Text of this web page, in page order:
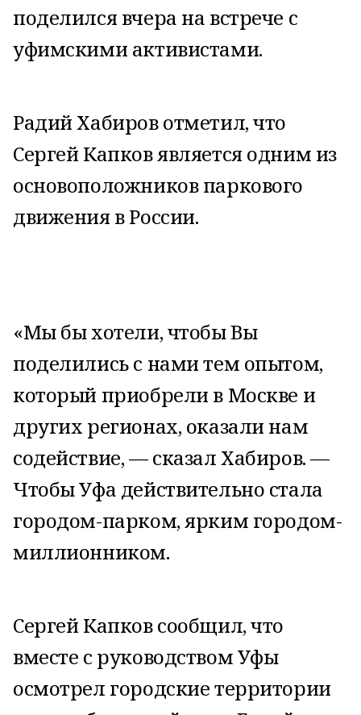
поделился вчера на встрече с
уфимскими активистами.
Радий Хабиров отметил, что
Сергей Капков является одним из
основоположников паркового
движения в России.
«Мы бы хотели, чтобы Вы
поделились с нами тем опытом,
который приобрели в Москве и
других регионах, оказали нам
содействие, — сказал Хабиров. —
Чтобы Уфа действительно стала
городом-парком, ярким городом-
миллионником.
Сергей Капков сообщил, что
вместе с руководством Уфы
осмотрел городские территории